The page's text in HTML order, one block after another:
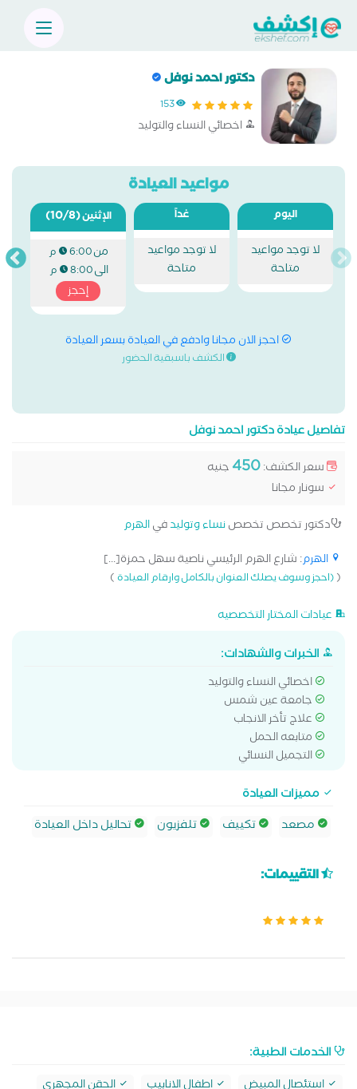
دكتور احمد نوفل
153
اخصائي النساء والتوليد
مواعيد العيادة
اليوم
لا توجد مواعيد
متاحة
غداً
لا توجد مواعيد
متاحة
الإثنين(10/8)
من6:00 م
الى8:00 م
إحجز
احجز الان مجانا وادفع في العيادة بسعر العيادة
الكشف باسبقية الحضور
تفاصيل عيادة دكتور احمد نوفل
سعر الكشف:450 جنيه
سونار مجانا
دكتور تخصص تخصصنساء وتوليدفيالهرم
الهرم: شارع الهرم الرئيسي ناصية سهل حمزة[...]
((احجز وسوف يصلك العنوان بالكامل وارقام العيادة)
عيادات المختار التخصصيه
الخبرات والشهادات:
اخصائي النساء والتوليد
جامعة عين شمس
علاج تأخر الانجاب
متابعه الحمل
التجميل النسائي
مميزات العيادة
مصعد
تكييف تلفزيون تحاليل داخل العيادة
التقييمات:
الخدمات الطبية: